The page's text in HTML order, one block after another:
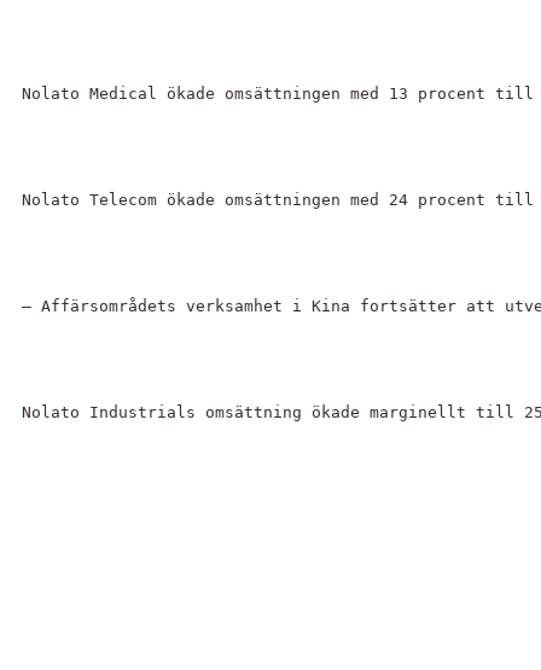
Nolato Medical ökade omsättningen med 13
Nolato Telecom ökade omsättningen med 24
– Affärsområdets verksamhet i Kina fortsätter att
Nolato Industrials omsättning ökade marginellt till